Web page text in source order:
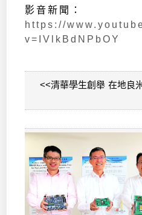
影音新聞：
https://
v=IVlkBdNPbOY
<<清華學生創舉 在地良